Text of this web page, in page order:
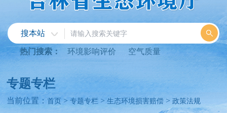
搜本站
热门搜索： 环境影响评价 空气质量
专题专栏
当前位置：首页>专题专栏 >生态环境损害赔偿 >政策法规